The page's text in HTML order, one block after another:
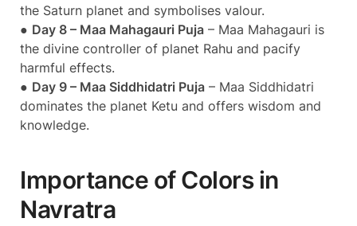
the Saturn planet and symbolises valour.
● Day 8 – Maa Mahagauri Puja – Maa Mahagauri is
the divine controller of planet Rahu and pacify
harmful effects.
● Day 9 – Maa Siddhidatri Puja – Maa Siddhidatri
dominates the planet Ketu and offers wisdom and
knowledge.
Importance of Colors in
Navratra